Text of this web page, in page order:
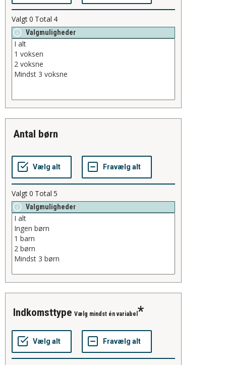
Valgt0 Total 4
Valgmuligheder
antal børn
Valgt0 Total 5
Valgmuligheder
indkomsttype Vælg mindst én variabel